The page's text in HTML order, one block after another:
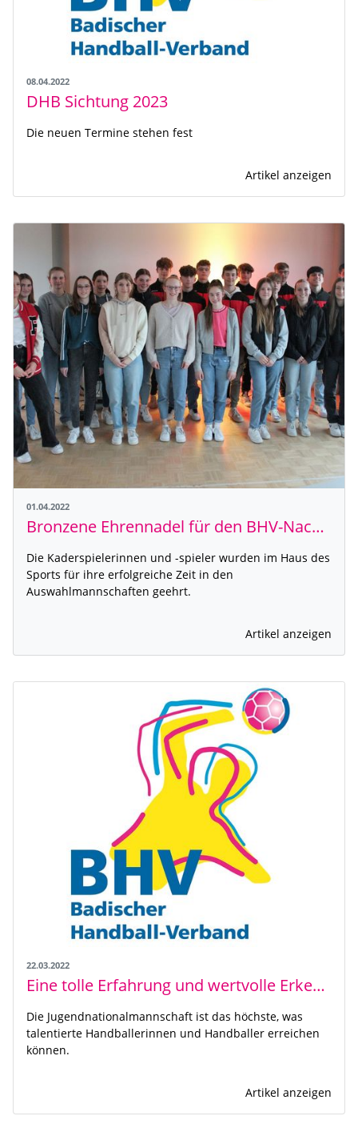
08.04.2022
DHB Sichtung 2023
Die neuen Termine stehen fest
Artikel anzeigen
01.04.2022
Bronzene Ehrennadel für den BHV-Nachwuchs
Die Kaderspielerinnen und -spieler wurden im Haus des
Sports für ihre erfolgreiche Zeit in den
Auswahlmannschaften geehrt.
Artikel anzeigen
22.03.2022
Eine tolle Erfahrung und wertvolle Erkenntnisse
Die Jugendnationalmannschaft ist das höchste, was
talentierte Handballerinnen und Handballer erreichen
können.
Artikel anzeigen